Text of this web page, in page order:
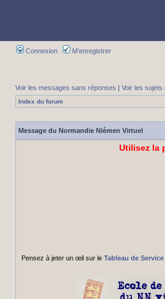
Connexion M’enregistrer
Voir les messages sans réponses | Voir les sujets
Index du forum
Message du Normandie Niémen Virtuel
Utilisez la
Pensez à jeter un œil sur le Tableau de